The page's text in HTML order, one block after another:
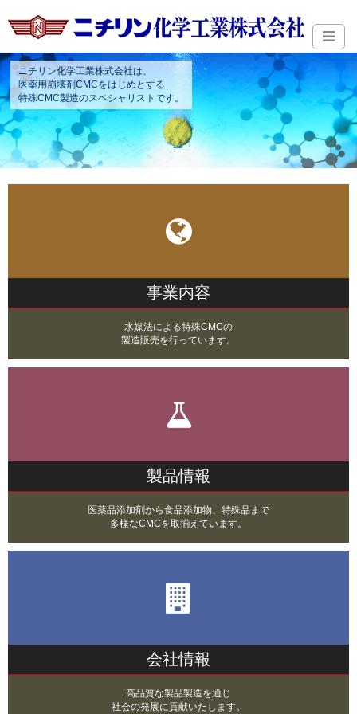
ニチリン化学工業株式会社は、
医薬用崩壊剤CMCをはじめとする
特殊CMC製造のスペシャリストです。
事業内容
水媒法による特殊CMCの
製造販売を行っています。
製品情報
医薬品添加剤から食品添加物、特殊品まで
多様なCMCを取揃えています。
会社情報
高品質な製品製造を通じ
社会の発展に貢献いたします。